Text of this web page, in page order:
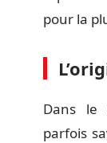
pour la
Dans le
parfois